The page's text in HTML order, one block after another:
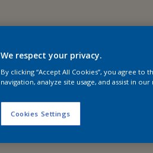
We respect your privacy.
By clicking “Accept All Cookies”, you agree
navigation, analyze site usage, and assist in
Cookies Settings